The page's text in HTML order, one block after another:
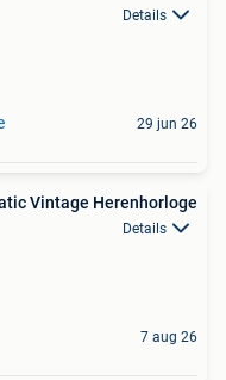
Details
29 jun 26
Vintage Herenhorloge
Details
7 aug 26